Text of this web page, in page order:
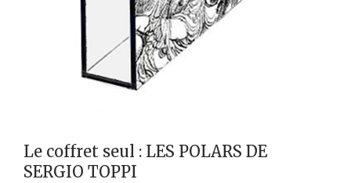
Le coffret seul : LES POLARS DE
SERGIO TOPPI